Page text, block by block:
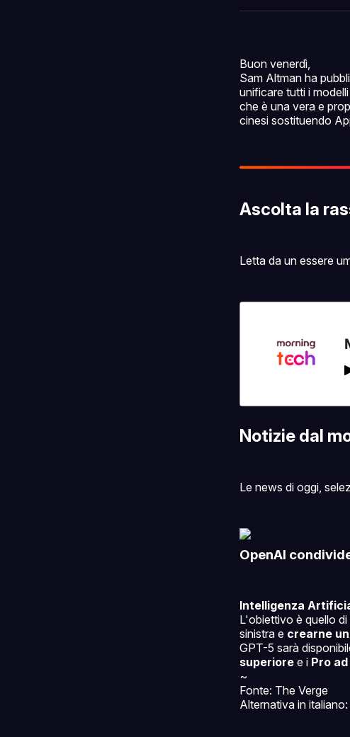
Buon venerdì,
Sam Altman ha
unificare tutti i
che è una vera e
cinesi sostituendo
Ascolta la
Letta da un essere
Notizie dal
Le news di oggi,
OpenAI
Intelligenza
L'obiettivo è quello di
sinistra e crearne
GPT-5 sarà
superiore e i Pro
~
Fonte: The Verge
Alternativa in